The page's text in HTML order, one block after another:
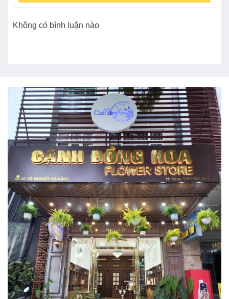
Không có bình luận nào